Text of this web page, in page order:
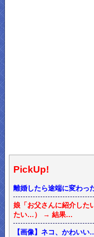
PickUp!
離婚したら途端に変わっ
娘「お父さんに紹介した
たい…） → 結果…
【画像】ネコ、かわいい